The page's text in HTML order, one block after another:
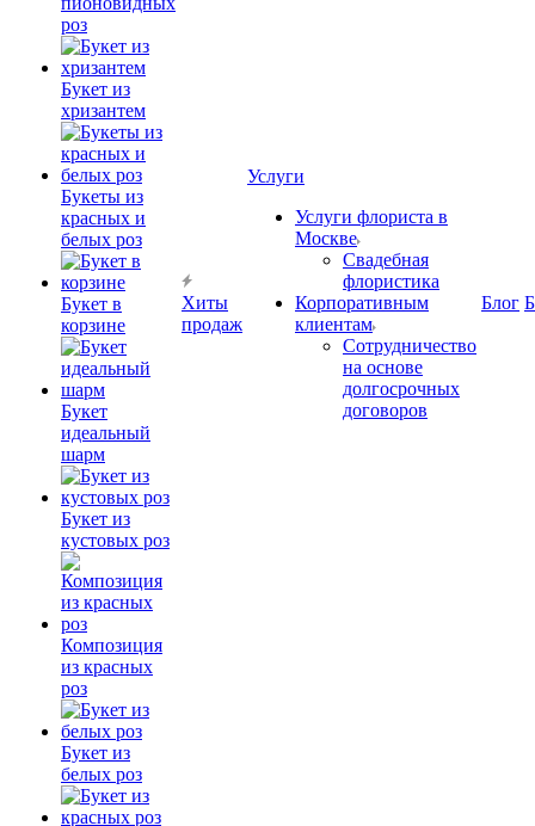
роз
Букет из
хризантем
Букеты из
красных и
белых роз
Букет в
корзине
Букет
идеальный
шарм
Букет из
кустовых роз
Композиция
из красных
роз
Букет из
белых роз
Хиты
продаж
Услуги
Услуги флориста в
Москве
Свадебная
флористика
Корпоративным
клиентам
Сотрудничество
на основе
долгосрочных
договоров
Блог